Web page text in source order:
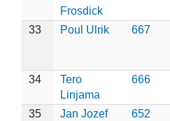
Frosdick
33
Poul Ulrik 667
34
Tero
Linjama
666
35
Jan Jozef
652